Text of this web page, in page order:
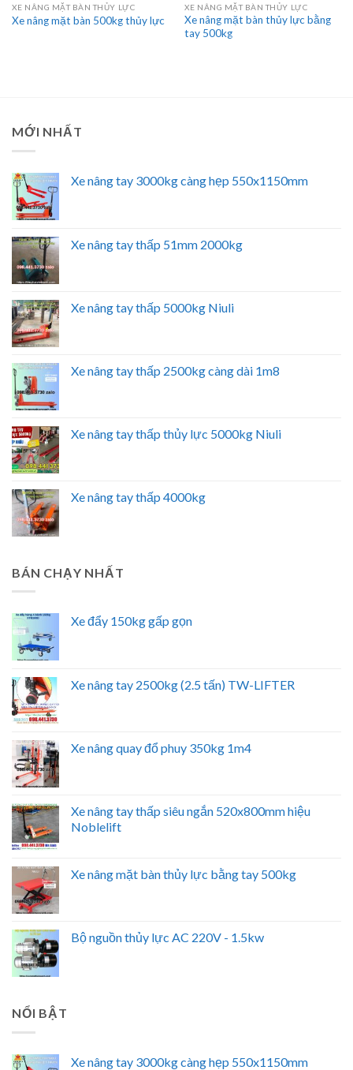
XE NÂNG MẶT BÀN THỦY LỰC
Xe nâng mặt bàn 500kg thủy lực
XE NÂNG MẶT BÀN THỦY LỰC
Xe nâng mặt bàn thủy lực bằng
tay 500kg
MỚI NHẤT
Xe nâng tay 3000kg càng hẹp 550x1150mm
Xe nâng tay thấp 51mm 2000kg
Xe nâng tay thấp 5000kg Niuli
Xe nâng tay thấp 2500kg càng dài 1m8
Xe nâng tay thấp thủy lực 5000kg Niuli
Xe nâng tay thấp 4000kg
BÁN CHẠY NHẤT
Xe đẩy 150kg gấp gọn
Xe nâng tay 2500kg (2.5 tấn) TW-LIFTER
Xe nâng quay đổ phuy 350kg 1m4
Xe nâng tay thấp siêu ngắn 520x800mm hiệu
Noblelift
Xe nâng mặt bàn thủy lực bằng tay 500kg
Bộ nguồn thủy lực AC 220V - 1.5kw
NỔI BẬT
Xe nâng tay 3000kg càng hẹp 550x1150mm